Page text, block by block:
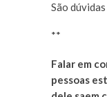
São
**
Falar em
pessoas